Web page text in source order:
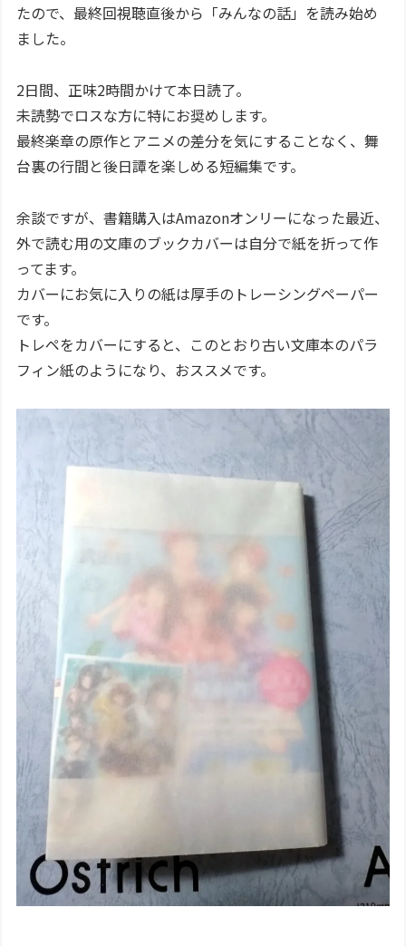
たので、最終回視聴直後から「みんなの話」を読み始め
ました。
2日間、正味2時間かけて本日読了。
未読勢でロスな方に特にお奨めします。
最終楽章の原作とアニメの差分を気にすることなく、舞
台裏の行間と後日譚を楽しめる短編集です。
余談ですが、書籍購入はAmazonオンリーになった最近、
外で読む用の文庫のブックカバーは自分で紙を折って作
ってます。
カバーにお気に入りの紙は厚手のトレーシングペーパー
です。
トレペをカバーにすると、このとおり古い文庫本のパラ
フィン紙のようになり、おススメです。